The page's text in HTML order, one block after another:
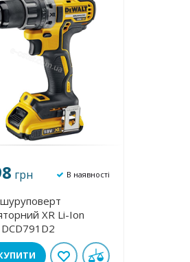
грн В наявності
XR Li-Ion